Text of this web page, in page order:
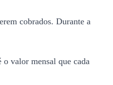
cobrados. Durante a
valor mensal que cada